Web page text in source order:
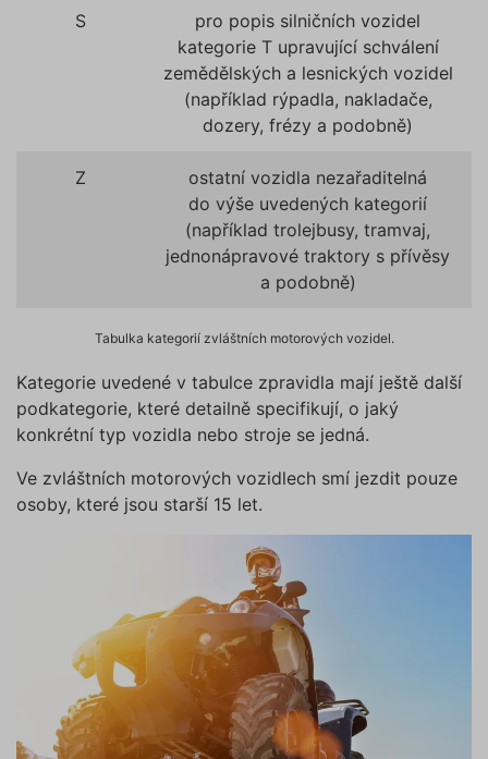
S
pro popis silničních vozidel
kategorie T upravující schválení
zemědělských a lesnických vozidel
(například rýpadla, nakladače,
dozery, frézy a podobně)
Z
ostatní vozidla nezařaditelná
do výše uvedených kategorií
(například trolejbusy, tramvaj,
jednonápravové traktory s přívěsy
a podobně)
Tabulka kategorií zvláštních motorových vozidel.
Kategorie uvedené v tabulce zpravidla mají ještě další
podkategorie, které detailně specifikují, o jaký
konkrétní typ vozidla nebo stroje se jedná.
Ve zvláštních motorových vozidlech smí jezdit pouze
osoby, které jsou starší 15 let.